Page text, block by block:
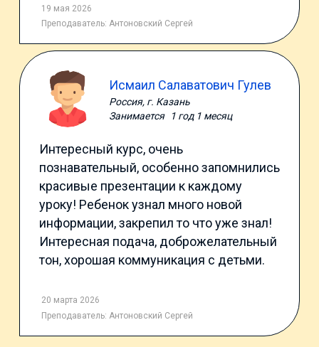
19 мая 2026
Преподаватель: Антоновский Сергей
Исмаил Салаватович Гулев
Россия, г. Казань
Занимается
1 год 1 месяц
Интересный курс, очень
познавательный, особенно запомнились
красивые презентации к каждому
уроку! Ребенок узнал много новой
информации, закрепил то что уже знал!
Интересная подача, доброжелательный
тон, хорошая коммуникация с детьми.
20 марта 2026
Преподаватель: Антоновский Сергей